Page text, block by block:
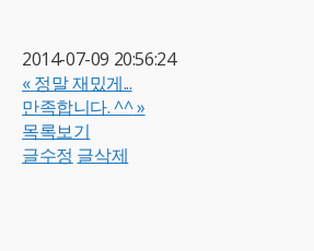
2014-07-09 20:56:24
«정말 재밌게...
만족합니다. ^^»
목록보기
글수정 글삭제